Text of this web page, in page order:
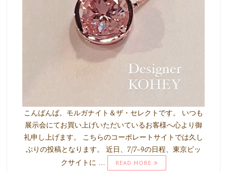
こんばんば。モルガナイト＆ザ・セレクトです。 いつも
展示会にてお買い上げいただいているお客様へ心より御
礼申し上げます。 こちらのコーポレートサイトでは久し
ぶりの投稿となります。 近日、7/7-9の日程、東京ビッ
クサイトに …
READ MORE